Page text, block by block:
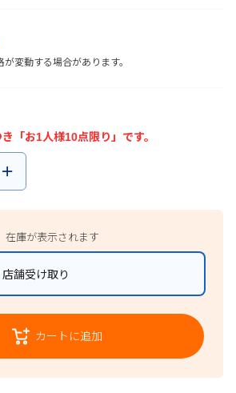
変動する場合があります。
「お1人様10点限り」です。
在庫が表示されます
舗受け取り
カートに追加